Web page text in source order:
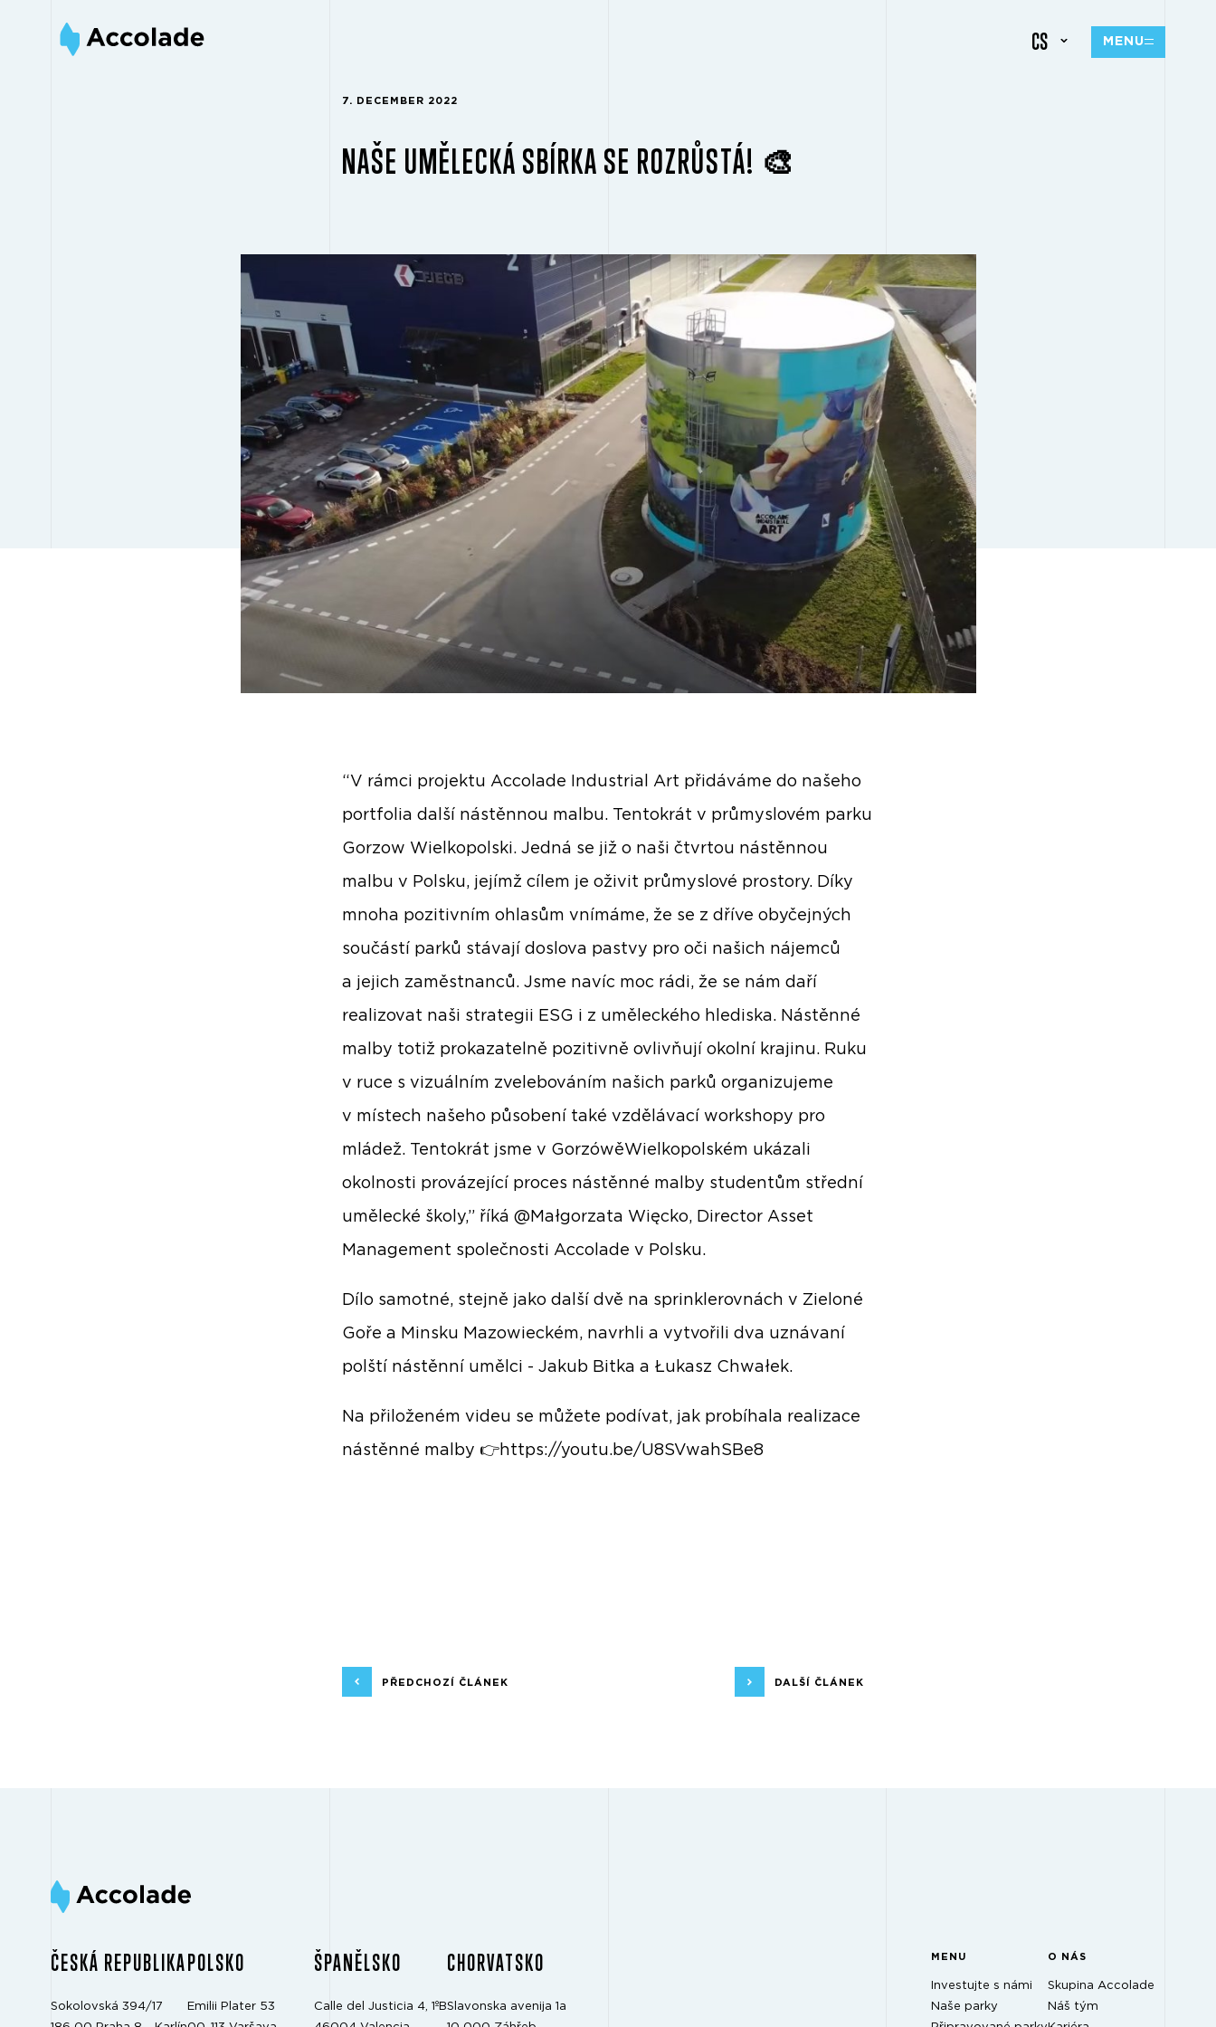
CS MENU
7. DECEMBER 2022
NAŠE UMĚLECKÁ SBÍRKA SE ROZRŮSTÁ! 🎨
“V rámci projektu Accolade Industrial Art přidáváme do našeho
portfolia další nástěnnou malbu. Tentokrát v průmyslovém parku
Gorzow Wielkopolski. Jedná se již o naši čtvrtou nástěnnou
malbu v Polsku, jejímž cílem je oživit průmyslové prostory. Díky
mnoha pozitivním ohlasům vnímáme, že se z dříve obyčejných
součástí parků stávají doslova pastvy pro oči našich nájemců
a jejich zaměstnanců. Jsme navíc moc rádi, že se nám daří
realizovat naši strategii ESG i z uměleckého hlediska. Nástěnné
malby totiž prokazatelně pozitivně ovlivňují okolní krajinu. Ruku
v ruce s vizuálním zvelebováním našich parků organizujeme
v místech našeho působení také vzdělávací workshopy pro
mládež. Tentokrát jsme v GorzówěWielkopolském ukázali
okolnosti provázející proces nástěnné malby studentům střední
umělecké školy,” říká @Małgorzata Więcko, Director Asset
Management společnosti Accolade v Polsku.
Dílo samotné, stejně jako další dvě na sprinklerovnách v Zieloné
Goře a Minsku Mazowieckém, navrhli a vytvořili dva uznávaní
polští nástěnní umělci - Jakub Bitka a Łukasz Chwałek.
Na přiloženém videu se můžete podívat, jak probíhala realizace
nástěnné malby 👉https://youtu.be/U8SVwahSBe8
PŘEDCHOZÍ ČLÁNEK DALŠÍ ČLÁNEK
ČESKÁ REPUBLIKA
Sokolovská 394/17
POLSKO
Emilii Plater 53
ŠPANĚLSKO
Calle del Justicia 4, 1ºB
CHORVATSKO
Slavonska avenija 1a
MENU
Investujte s námi
Naše parky
O NÁS
Skupina Accolade
Náš tým